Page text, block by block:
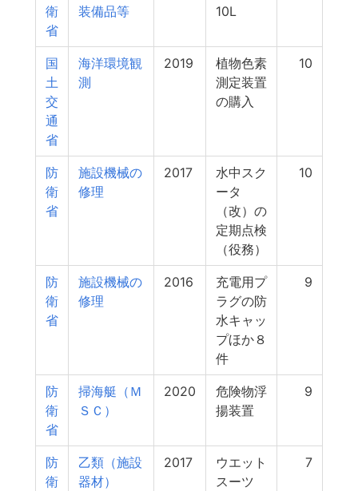
衛
省
装備品等
10L
国
土
交
通
省
海洋環境観
測
2019
植物色素
測定装置
の購入
10
防
衛
省
施設機械の
修理
2017
水中スク
ータ
（改）の
定期点検
（役務）
10
防
衛
省
施設機械の
修理
2016
充電用プ
ラグの防
水キャッ
プほか８
件
9
防
衛
省
掃海艇（Ｍ
ＳＣ）
2020
危険物浮
揚装置
9
防
衛
乙類（施設
器材）
2017
ウエット
スーツ
7